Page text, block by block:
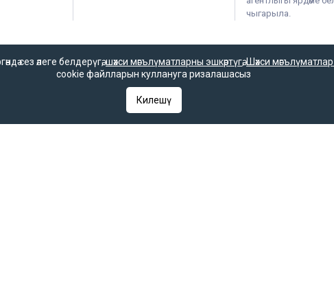
чыгарыла.
һәм гаммәви коммуникацияләрне күзәтчелек хезмәте (Роскомнадзор)
2025 елның 7 октябрендә элемтә, мәгълүмати технологияләр һәм массакүләм
гаммәви коммуникацияләрне күзәтчелек хезмәте (Роскомнадзор)
турында» законының 23 маддәсе буенча, «Татар-информ»
сез әлеге белдерүгә,шәхси мәгълүматларны эшкәртүгә,Шәхси мәгълүматлар
cookie файлларын куллануга ризалашасыз
Килешү